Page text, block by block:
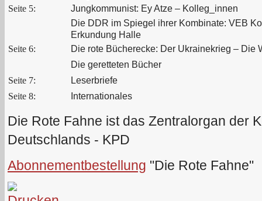
Seite 5:
Jungkommunist: Ey Atze – Kolleg_innen
Die DDR im Spiegel ihrer Kombinate: VEB
Erkundung Halle
Seite 6:
Die rote Bücherecke: Der Ukrainekrieg – Die
Die geretteten Bücher
Seite 7:
Leserbriefe
Seite 8:
Internationales
Die Rote Fahne ist das Zentralorgan der
Deutschlands - KPD
Abonnementbestellung "Die Rote Fahne"